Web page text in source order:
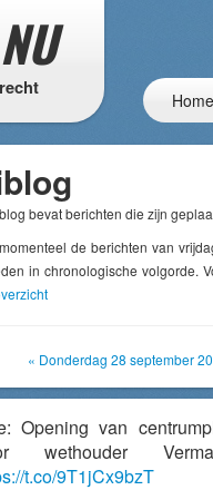
NU
Home
bevat berichten die zijn
de berichten van
in chronologische volgorde.
« Donderdag 28 september
Opening van
wethouder
t.co/9T1jCx9bzT